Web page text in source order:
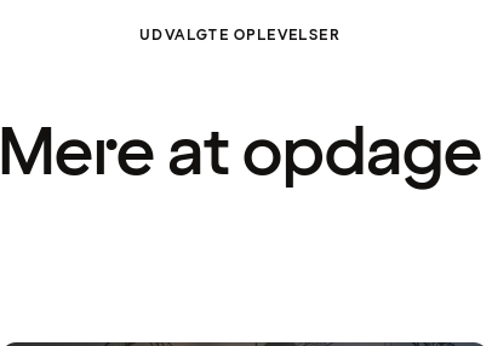
UDVALGTE OPLEVELSER
Mere at opdage